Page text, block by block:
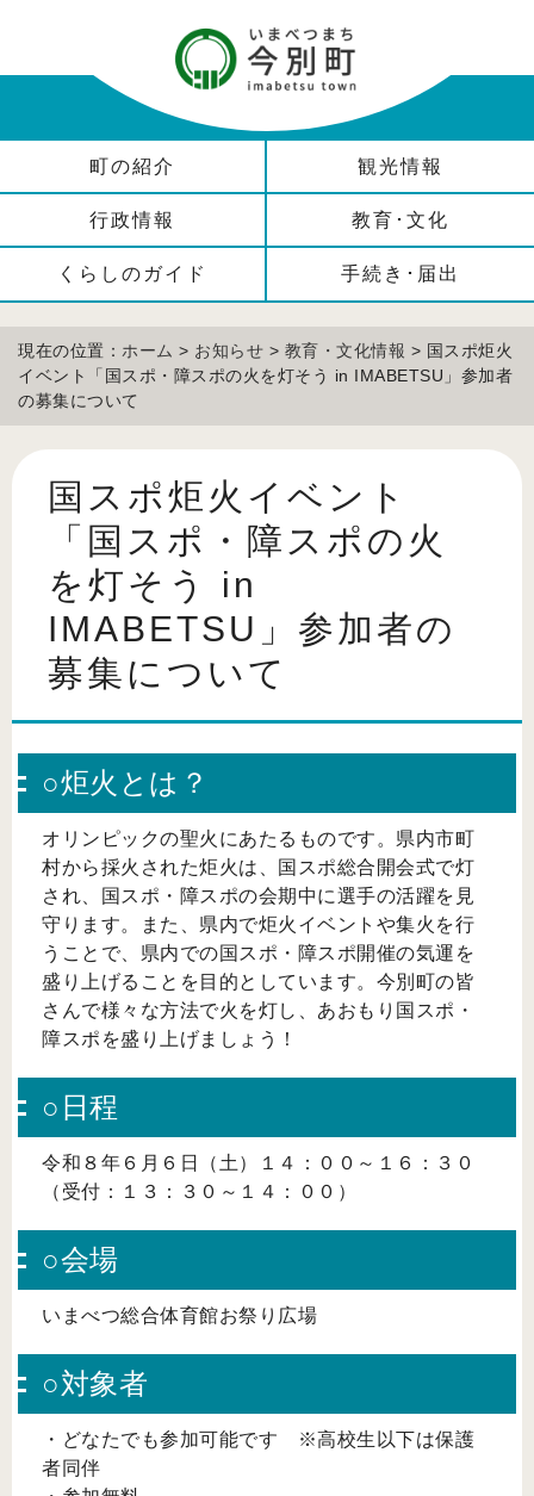
町の紹介 観光情報
行政情報 教育･文化
くらしのガイド 手続き･届出
現在の位置： ホーム > お知らせ > 教育・文化情報 > 国スポ炬火
イベント「国スポ・障スポの火を灯そう in IMABETSU」参加者
の募集について
国スポ炬火イベント
「国スポ・障スポの火
を灯そう in
IMABETSU」参加者の
募集について
○炬火とは？
オリンピックの聖火にあたるものです。県内市町
村から採火された炬火は、国スポ総合開会式で灯
され、国スポ・障スポの会期中に選手の活躍を見
守ります。また、県内で炬火イベントや集火を行
うことで、県内での国スポ・障スポ開催の気運を
盛り上げることを目的としています。今別町の皆
さんで様々な方法で火を灯し、あおもり国スポ・
障スポを盛り上げましょう！
○日程
令和８年６月６日（土）１４：００～１６：３０
（受付：１３：３０～１４：００）
○会場
いまべつ総合体育館お祭り広場
○対象者
・どなたでも参加可能です ※高校生以下は保護
者同伴